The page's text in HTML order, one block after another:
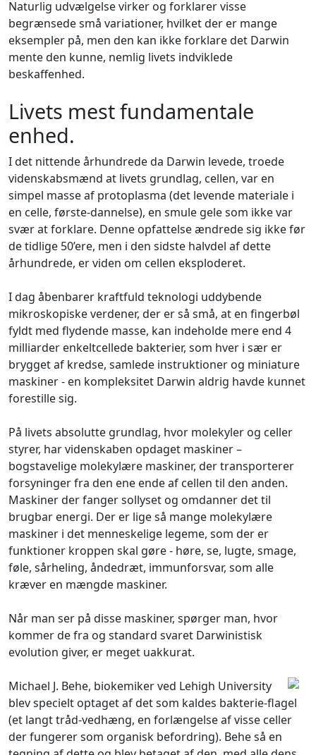
Naturlig udvælgelse virker og forklarer visse
begrænsede små variationer, hvilket der er mange
eksempler på, men den kan ikke forklare det Darwin
mente den kunne, nemlig livets indviklede
beskaffenhed.
Livets mest fundamentale
enhed.
I det nittende århundrede da Darwin levede, troede
videnskabsmænd at livets grundlag, cellen, var en
simpel masse af protoplasma (det levende materiale i
en celle, første-dannelse), en smule gele som ikke var
svær at forklare. Denne opfattelse ændrede sig ikke før
de tidlige 50’ere, men i den sidste halvdel af dette
århundrede, er viden om cellen eksploderet.
I dag åbenbarer kraftfuld teknologi uddybende
mikroskopiske verdener, der er så små, at en fingerbøl
fyldt med flydende masse, kan indeholde mere end 4
milliarder enkeltcellede bakterier, som hver i sær er
brygget af kredse, samlede instruktioner og miniature
maskiner - en kompleksitet Darwin aldrig havde kunnet
forestille sig.
På livets absolutte grundlag, hvor molekyler og celler
styrer, har videnskaben opdaget maskiner –
bogstavelige molekylære maskiner, der transporterer
forsyninger fra den ene ende af cellen til den anden.
Maskiner der fanger sollyset og omdanner det til
brugbar energi. Der er lige så mange molekylære
maskiner i det menneskelige legeme, som der er
funktioner kroppen skal gøre - høre, se, lugte, smage,
føle, sårheling, åndedræt, immunforsvar, som alle
kræver en mængde maskiner.
Når man ser på disse maskiner, spørger man, hvor
kommer de fra og standard svaret Darwinistisk
evolution giver, er meget uakkurat.
Michael J. Behe, biokemiker ved Lehigh University
blev specielt optaget af det som kaldes bakterie-flagel
(et langt tråd-vedhæng, en forlængelse af visse celler
der fungerer som organisk befordring). Behe så en